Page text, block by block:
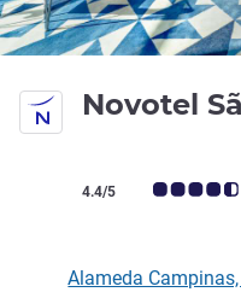
Novotel
Nota clientes Avis
4.4/5
Alameda